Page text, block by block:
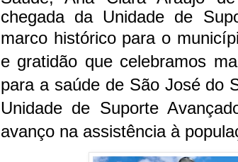
chegada da Unidade de
marco histórico para o
e gratidão que celebramos
para a saúde de São José do
Unidade de Suporte
avanço na assistência à